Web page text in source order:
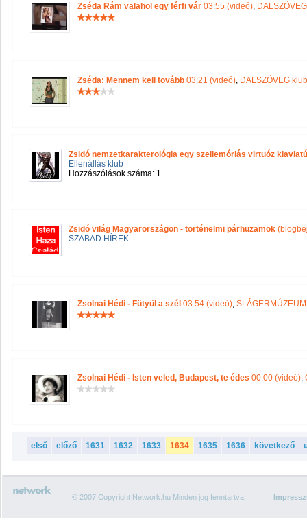
Zséda Rám valahol egy férfi vár 03:55 (videó),
Zséda: Mennem kell tovább 03:21 (videó), DALSZÖVEG klub
Zsidó nemzetkarakterológia egy szellemóriás virtuóz
Ellenállás klub
Hozzászólások száma: 1
Zsidó világ Magyarországon - történelmi párhuzamok
SZABAD HÍREK
Zsolnai Hédi - Fütyül a szél 03:54 (videó), SLÁGERMÚZEUM
Zsolnai Hédi - Isten veled, Budapest, te édes 00:00 (videó),
első előző 1631 1632 1633 1634 1635 1636 következő
© 2007 Copyright Network.hu Minden jog fenntartva.